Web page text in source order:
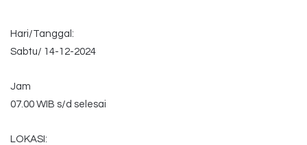
Hari/Tanggal:
Sabtu/ 14-12-2024
Jam
07.00 WIB s/d selesai
LOKASI: